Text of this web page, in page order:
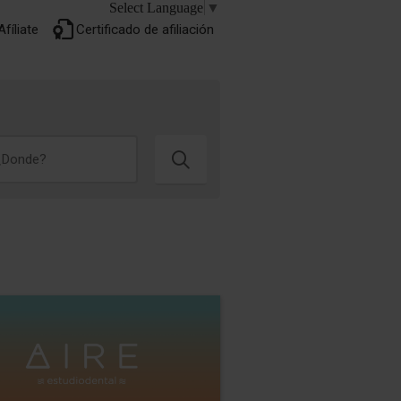
Select Language ▼
Lorem ipsum
Certificado de afiliación